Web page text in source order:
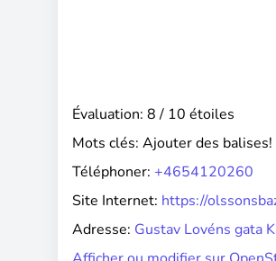
Évaluation: 8 / 10 étoiles
Mots clés: Ajouter des balises!
Téléphoner: +4654120260
Site Internet: https://
Adresse: Gustav Lovéns gata